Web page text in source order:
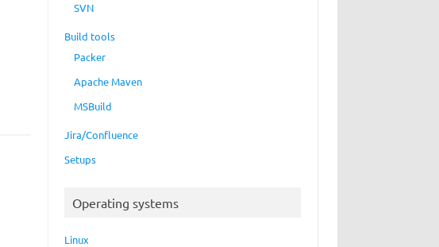
SVN
Build tools
Packer
Apache Maven
MSBuild
Jira/Confluence
Setups
Operating systems
Linux